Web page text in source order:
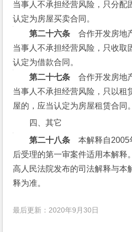
当事人不承担经营风险，只分配
认定为房屋买卖合同。
第二十六条 合作开发房地
当事人不承担经营风险，只收取
认定为借款合同。
第二十七条 合作开发房地
当事人不承担经营风险，只以租
屋的，应当认定为房屋租赁合同。
四、其它
第二十八条 本解释自2005
后受理的第一审案件适用本解释
高人民法院发布的司法解释与本
释为准。
最后更新：2020年9月30日